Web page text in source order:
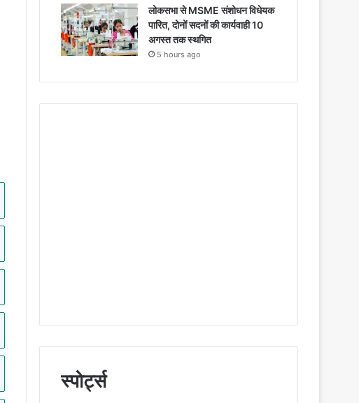
लोकसभा से MSME संशोधन विधेयक
पारित, दोनों सदनों की कार्यवाही 10
अगस्त तक स्थगित
5 hours ago
स्पोर्ट्स